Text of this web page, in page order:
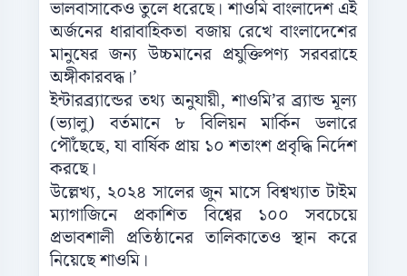
ভালবাসাকেও তুলে ধরেছে। শাওমি বাংলাদেশ এই
অর্জনের ধারাবাহিকতা বজায় রেখে বাংলাদেশের
মানুষের জন্য উচ্চমানের প্রযুক্তিপণ্য সরবরাহে
অঙ্গীকারবদ্ধ।’
ইন্টারব্র্যান্ডের তথ্য অনুযায়ী, শাওমি’র ব্র্যান্ড মূল্য
(ভ্যালু) বর্তমানে ৮ বিলিয়ন মার্কিন ডলারে
পৌঁছেছে, যা বার্ষিক প্রায় ১০ শতাংশ প্রবৃদ্ধি নির্দেশ
করছে।
উল্লেখ্য, ২০২৪ সালের জুন মাসে বিশ্বখ্যাত টাইম
ম্যাগাজিনে প্রকাশিত বিশ্বের ১০০ সবচেয়ে
প্রভাবশালী প্রতিষ্ঠানের তালিকাতেও স্থান করে
নিয়েছে শাওমি।